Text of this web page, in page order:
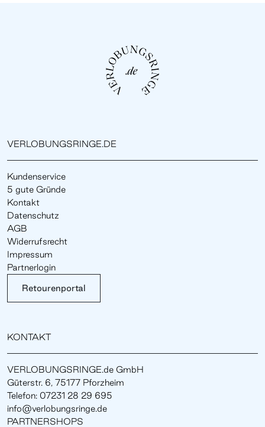
VERLOBUNGSRINGE.DE
Kundenservice
5 gute Gründe
Kontakt
Datenschutz
AGB
Widerrufsrecht
Impressum
Partnerlogin
Retourenportal
KONTAKT
VERLOBUNGSRINGE.de GmbH
Güterstr. 6, 75177 Pforzheim
Telefon: 07231 28 29 695
info@verlobungsringe.de
PARTNERSHOPS